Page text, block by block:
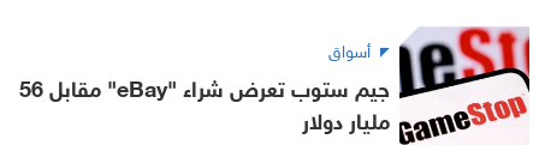
أسواق
جيم ستوب تعرض شراء "eBay" مقابل 56
مليار دولار